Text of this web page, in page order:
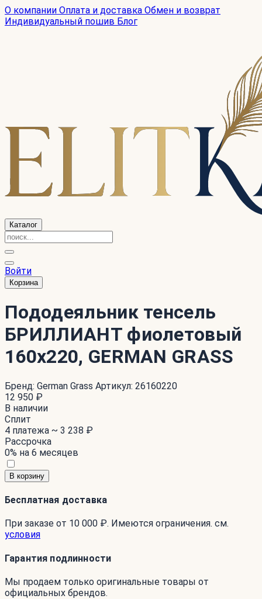
О компании Оплата и доставка Обмен и возврат
Индивидуальный пошив Блог
Каталог
Войти
Корзина
Пододеяльник тенсель
БРИЛЛИАНТ фиолетовый
160x220, GERMAN GRASS
Бренд: German Grass Артикул: 26160220
12 950 ₽
В наличии
Сплит
4 платежа ~ 3 238 ₽
Рассрочка
0% на 6 месяцев
В корзину
Бесплатная доставка
При заказе от 10 000 ₽. Имеются ограничения. см.
условия
Гарантия подлинности
Мы продаем только оригинальные товары от
официальных брендов.